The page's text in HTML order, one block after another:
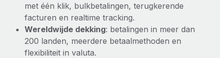
met één klik, bulkbetalingen, terugkerende
facturen en realtime tracking.
Wereldwijde dekking: betalingen in meer dan
200 landen, meerdere betaalmethoden en
flexibiliteit in valuta.